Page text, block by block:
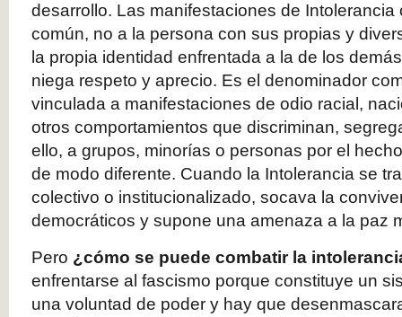
desarrollo. Las manifestaciones de Intolerancia
común, no a la persona con sus propias y
la propia identidad enfrentada a la de los
niega respeto y aprecio. Es el denominador
vinculada a manifestaciones de odio racial,
otros comportamientos que discriminan,
ello, a grupos, minorías o personas por el
de modo diferente. Cuando la Intolerancia se
colectivo o institucionalizado, socava la
democráticos y supone una amenaza a la paz
Pero ¿cómo se puede combatir la
enfrentarse al fascismo porque constituye un
una voluntad de poder y hay que